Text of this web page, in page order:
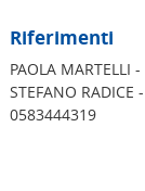
Riferimenti
PAOLA MARTELLI -
STEFANO RADICE -
0583444319